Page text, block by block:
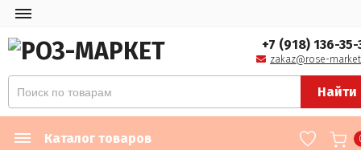
+7 (918) 136-35-
zakaz@rose-
Найти
Каталог товаров